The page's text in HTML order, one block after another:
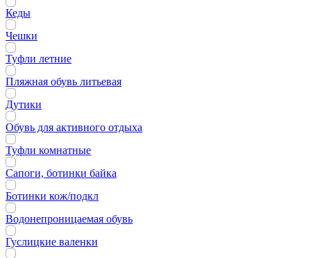
Кеды
Чешки
Туфли летние
Пляжная обувь литьевая
Дутики
Обувь для активного отдыха
Туфли комнатные
Сапоги, ботинки байка
Ботинки кож/подкл
Водонепроницаемая обувь
Гуслицкие валенки